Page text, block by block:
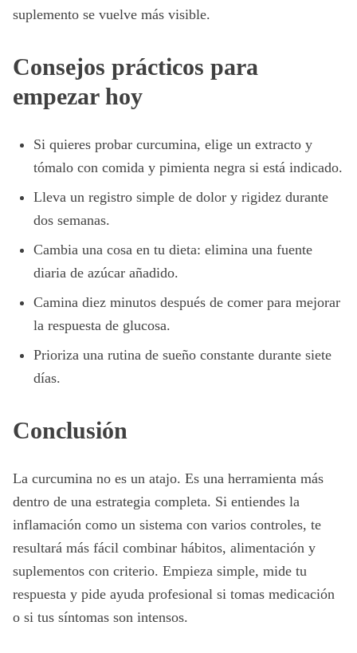
suplemento se vuelve más visible.
Consejos prácticos para
empezar hoy
Si quieres probar curcumina, elige un extracto y
tómalo con comida y pimienta negra si está indicado.
Lleva un registro simple de dolor y rigidez durante
dos semanas.
Cambia una cosa en tu dieta: elimina una fuente
diaria de azúcar añadido.
Camina diez minutos después de comer para mejorar
la respuesta de glucosa.
Prioriza una rutina de sueño constante durante siete
días.
Conclusión
La curcumina no es un atajo. Es una herramienta más
dentro de una estrategia completa. Si entiendes la
inflamación como un sistema con varios controles, te
resultará más fácil combinar hábitos, alimentación y
suplementos con criterio. Empieza simple, mide tu
respuesta y pide ayuda profesional si tomas medicación
o si tus síntomas son intensos.